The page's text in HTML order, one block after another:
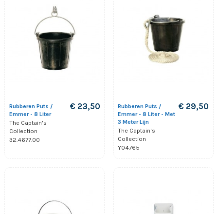
Rubberen Puts /
Emmer - 8 Liter
The Captain's
Collection
32.4677.00
€ 23,50
Rubberen Puts /
Emmer - 8 Liter - Met
3 Meter Lijn
The Captain's
Collection
Y04765
€ 29,50